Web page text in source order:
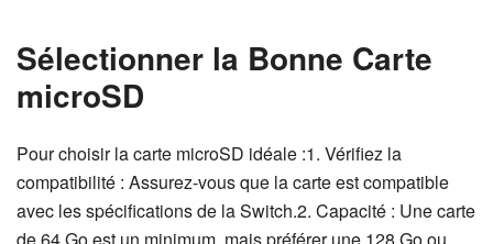
Sélectionner la Bonne Carte
microSD
Pour choisir la carte microSD idéale :1. Vérifiez la
compatibilité : Assurez-vous que la carte est compatible
avec les spécifications de la Switch.2. Capacité : Une carte